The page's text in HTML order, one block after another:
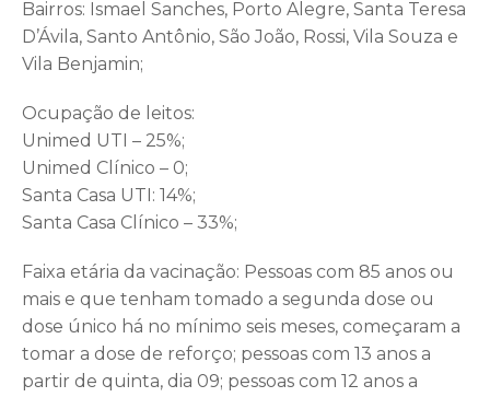
Bairros: Ismael Sanches, Porto Alegre, Santa Teresa
D’Ávila, Santo Antônio, São João, Rossi, Vila Souza e
Vila Benjamin;
Ocupação de leitos:
Unimed UTI – 25%;
Unimed Clínico – 0;
Santa Casa UTI: 14%;
Santa Casa Clínico – 33%;
Faixa etária da vacinação: Pessoas com 85 anos ou
mais e que tenham tomado a segunda dose ou
dose único há no mínimo seis meses, começaram a
tomar a dose de reforço; pessoas com 13 anos a
partir de quinta, dia 09; pessoas com 12 anos a